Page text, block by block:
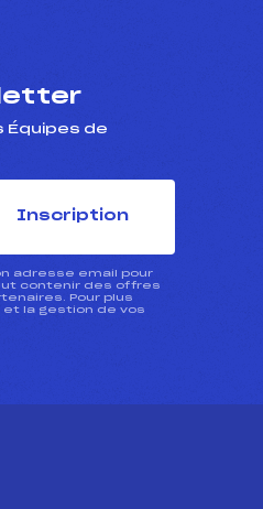
Équipes de
Inscription
adresse email pour
contenir des offres
Pour plus
et la gestion de vos